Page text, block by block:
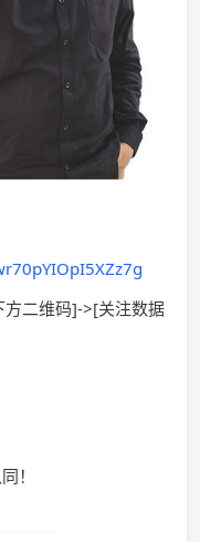
二维码]->[关注数据
！